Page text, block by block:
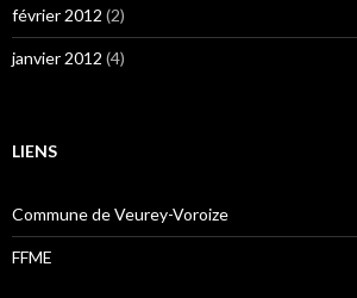
février 2012 (2)
janvier 2012 (4)
LIENS
Commune de Veurey-Voroize
FFME